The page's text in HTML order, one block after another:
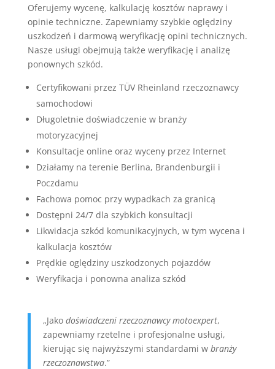
Oferujemy wycenę, kalkulację kosztów naprawy i
opinie techniczne. Zapewniamy szybkie oględziny
uszkodzeń i darmową weryfikację opini technicznych.
Nasze usługi obejmują także weryfikację i analizę
ponownych szkód.
Certyfikowani przez TÜV Rheinland rzeczoznawcy
samochodowi
Długoletnie doświadczenie w branży
motoryzacyjnej
Konsultacje online oraz wyceny przez Internet
Działamy na terenie Berlina, Brandenburgii i
Poczdamu
Fachowa pomoc przy wypadkach za granicą
Dostępni 24/7 dla szybkich konsultacji
Likwidacja szkód komunikacyjnych, w tym wycena i
kalkulacja kosztów
Prędkie oględziny uszkodzonych pojazdów
Weryfikacja i ponowna analiza szkód
„Jako doświadczeni rzeczoznawcy motoexpert,
zapewniamy rzetelne i profesjonalne usługi,
kierując się najwyższymi standardami w branży
rzeczoznawstwa.”